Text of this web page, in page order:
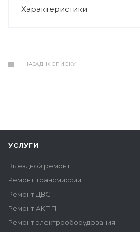
Характеристики
НАЗАД К СПИСКУ
УСЛУГИ
Выездной ремонт
Ремонт трансмиссии
Ремонт ДВС
Ремонт АКПП
Ремонт электрооборудования